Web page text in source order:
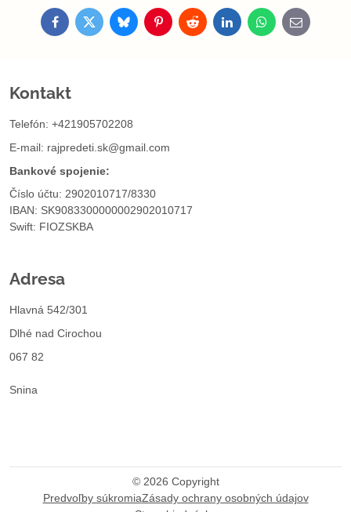
FacebookTwitterBlueskyPinterestRedditLinkedInWhatsApp
E-
mail
Kontakt
Telefón: +421905702208
E-mail: rajpredeti.sk@gmail.com
Bankové spojenie:
Číslo účtu: 2902010717/8330
IBAN: SK9083300000002902010717
Swift: FIOZSKBA
Adresa
Hlavná 542/301
Dlhé nad Cirochou
067 82
Snina
© 2026 Copyright
Predvoľby súkromiaZásady ochrany osobných údajov